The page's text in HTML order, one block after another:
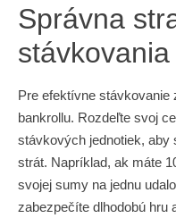
Správna
stávkovania
Pre efektívne
bankrollu. Rozdeľte svoj
stávkových jednotiek,
strát. Napríklad, ak máte
svojej sumy na jednu
zabezpečíte dlhodobú hru